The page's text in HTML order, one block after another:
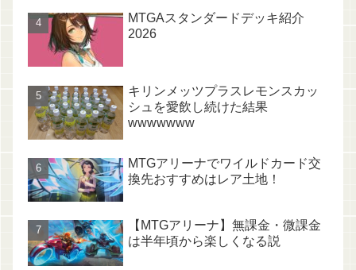
MTGAスタンダードデッキ紹介
2026
キリンメッツプラスレモンスカッ
シュを愛飲し続けた結果
wwwwwww
MTGアリーナでワイルドカード交
換先おすすめはレア土地！
【MTGアリーナ】無課金・微課金
は半年頃から楽しくなる説